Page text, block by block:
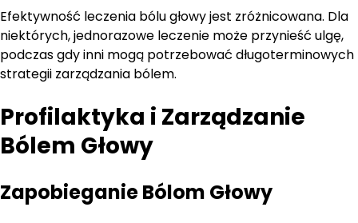
Efektywność leczenia bólu głowy jest zróżnicowana. Dla
niektórych, jednorazowe leczenie może przynieść ulgę,
podczas gdy inni mogą potrzebować długoterminowych
strategii zarządzania bólem.
Profilaktyka i Zarządzanie
Bólem Głowy
Zapobieganie Bólom Głowy